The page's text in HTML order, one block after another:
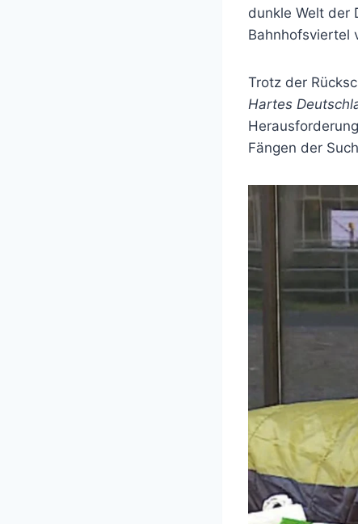
dunkle Welt der
Bahnhofsviertel
Trotz der
Hartes
Fängen der